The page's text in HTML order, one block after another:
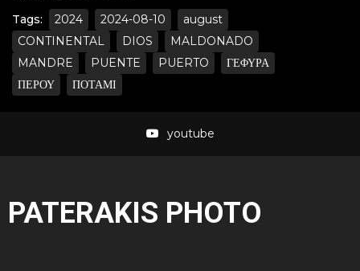
Tags:
2024 2024-08-10
august
CONTINENTAL
DIOS
MALDONADO
MANDRE
PUENTE PUERTO
ΓΕΦΥΡΑ
ΠΕΡΟΥ
ΠΟΤΑΜΙ
youtube
PATERAKIS PHOTO